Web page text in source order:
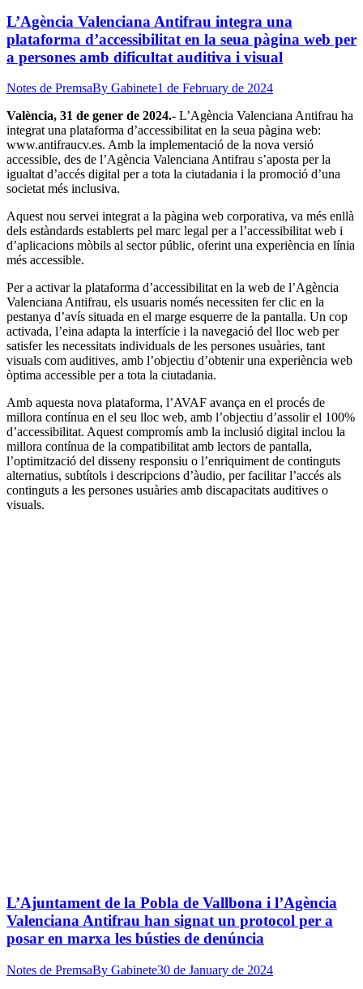
L’Agència Valenciana Antifrau integra una
plataforma d’accessibilitat en la seua pàgina web per
a persones amb dificultat auditiva i visual
Notes de PremsaBy Gabinete1 de February de 2024
València, 31 de gener de 2024.- L’Agència Valenciana Antifrau ha
integrat una plataforma d’accessibilitat en la seua pàgina web:
www.antifraucv.es. Amb la implementació de la nova versió
accessible, des de l’Agència Valenciana Antifrau s’aposta per la
igualtat d’accés digital per a tota la ciutadania i la promoció d’una
societat més inclusiva.
Aquest nou servei integrat a la pàgina web corporativa, va més enllà
dels estàndards establerts pel marc legal per a l’accessibilitat web i
d’aplicacions mòbils al sector públic, oferint una experiència en línia
més accessible.
Per a activar la plataforma d’accessibilitat en la web de l’Agència
Valenciana Antifrau, els usuaris només necessiten fer clic en la
pestanya d’avís situada en el marge esquerre de la pantalla. Un cop
activada, l’eina adapta la interfície i la navegació del lloc web per
satisfer les necessitats individuals de les persones usuàries, tant
visuals com auditives, amb l’objectiu d’obtenir una experiència web
òptima accessible per a tota la ciutadania.
Amb aquesta nova plataforma, l’AVAF avança en el procés de
millora contínua en el seu lloc web, amb l’objectiu d’assolir el 100%
d’accessibilitat. Aquest compromís amb la inclusió digital inclou la
millora contínua de la compatibilitat amb lectors de pantalla,
l’optimització del disseny responsiu o l’enriquiment de continguts
alternatius, subtítols i descripcions d’àudio, per facilitar l’accés als
continguts a les persones usuàries amb discapacitats auditives o
visuals.
L’Ajuntament de la Pobla de Vallbona i l’Agència
Valenciana Antifrau han signat un protocol per a
posar en marxa les bústies de denúncia
Notes de PremsaBy Gabinete30 de January de 2024